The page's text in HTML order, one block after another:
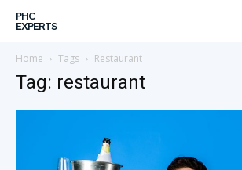
PHC
EXPERTS
Home Tags Restaurant
Tag: restaurant